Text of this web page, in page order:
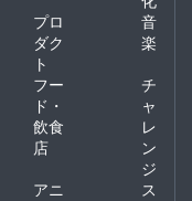
プロ
ダク
ト
音
楽
フー
ド・
飲食
店
チ
ャ
レ
ン
ジ
アニ
ス